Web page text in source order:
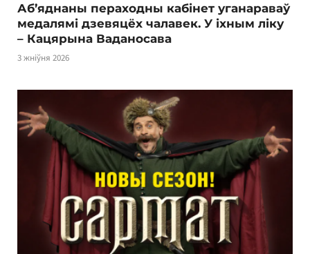
Аб’яднаны пераходны кабінет уганараваў
медалямі дзевяцёх чалавек. У іхным ліку
– Кацярына Ваданосава
3 жніўня 2026